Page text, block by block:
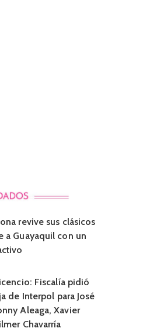
revive sus clásicos
a Guayaquil con un
Fiscalía pidió
de Interpol para José
Aleaga, Xavier
Chavarría